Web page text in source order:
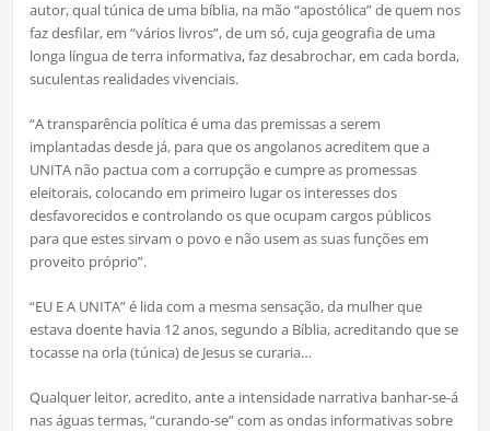
autor, qual túnica de uma bíblia, na mão “apostólica” de quem nos
faz desfilar, em “vários livros”, de um só, cuja geografia de uma
longa língua de terra informativa, faz desabrochar, em cada borda,
suculentas realidades vivenciais.
“A transparência política é uma das premissas a serem
implantadas desde já, para que os angolanos acreditem que a
UNITA não pactua com a corrupção e cumpre as promessas
eleitorais, colocando em primeiro lugar os interesses dos
desfavorecidos e controlando os que ocupam cargos públicos
para que estes sirvam o povo e não usem as suas funções em
proveito próprio”.
“EU E A UNITA” é lida com a mesma sensação, da mulher que
estava doente havia 12 anos, segundo a Bíblia, acreditando que se
tocasse na orla (túnica) de Jesus se curaria…
Qualquer leitor, acredito, ante a intensidade narrativa banhar-se-á
nas águas termas, “curando-se” com as ondas informativas sobre